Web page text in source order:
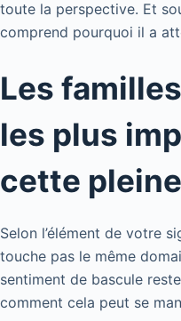
toute la perspective. Et
comprend pourquoi il a
Les
les plus
cette
Selon l’élément de votre
touche pas le même
sentiment de bascule
comment cela peut se